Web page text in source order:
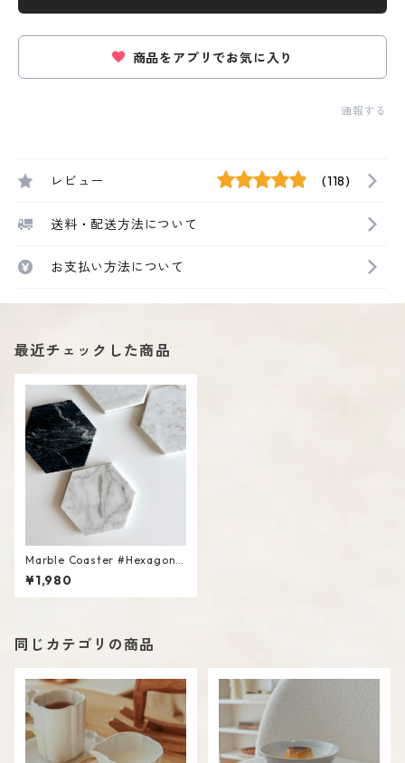
商品をアプリでお気に入り
通報する
レビュー (118)
送料・配送方法について
お支払い方法について
最近チェックした商品
Marble Coaster #Hexagon S
hape
¥1,980
同じカテゴリの商品